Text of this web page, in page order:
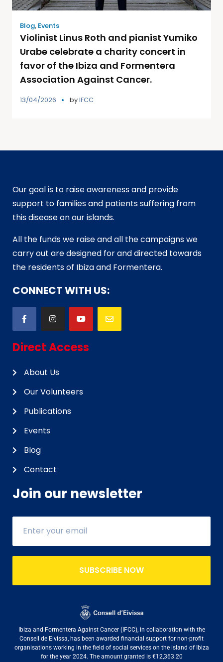
Blog, Events
Violinist Linus Roth and pianist Yumiko
Urabe celebrate a charity concert in
favor of the Ibiza and Formentera
Association Against Cancer.
13/04/2026 byIFCC
Our goal is to raise awareness and provide
support to families and patients suffering from
this disease on our islands.
All the funds we raise and all the campaigns we
carry out are designed for and directed towards
the residents of Ibiza and Formentera.
CONNECT WITH US:
Direct Access
About Us
Our Volunteers
Publications
Events
Blog
Contact
Join our newsletter
SUBSCRIBE NOW
Ibiza and Formentera Against Cancer (IFCC), in collaboration with the
Consell de Eivissa, has been awarded financial support for non-profit
organisations working in the field of social services on the island of Ibiza
for the year 2024. The amount granted is €12,363.20